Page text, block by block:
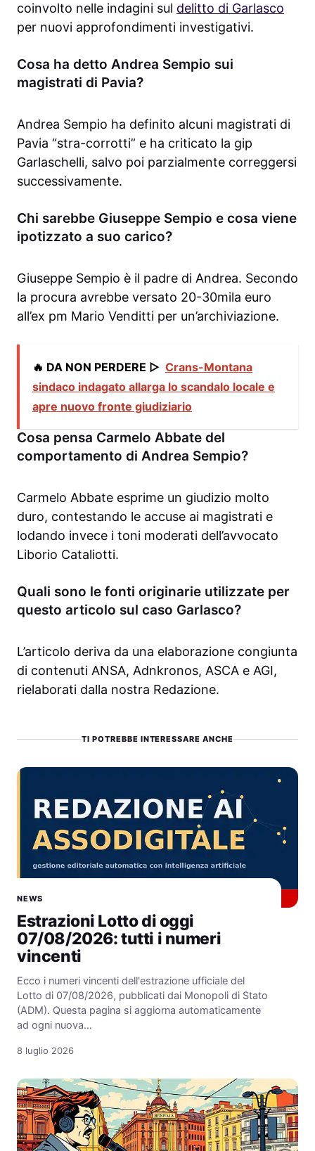
coinvolto nelle indagini sul delitto di Garlasco
per nuovi approfondimenti investigativi.
Cosa ha detto Andrea Sempio sui
magistrati di Pavia?
Andrea Sempio ha definito alcuni magistrati di
Pavia “stra-corrotti” e ha criticato la gip
Garlaschelli, salvo poi parzialmente correggersi
successivamente.
Chi sarebbe Giuseppe Sempio e cosa viene
ipotizzato a suo carico?
Giuseppe Sempio è il padre di Andrea. Secondo
la procura avrebbe versato 20-30mila euro
all’ex pm Mario Venditti per un’archiviazione.
🔥 DA NON PERDERE ▷ Crans-Montana
sindaco indagato allarga lo scandalo locale e
apre nuovo fronte giudiziario
Cosa pensa Carmelo Abbate del
comportamento di Andrea Sempio?
Carmelo Abbate esprime un giudizio molto
duro, contestando le accuse ai magistrati e
lodando invece i toni moderati dell’avvocato
Liborio Cataliotti.
Quali sono le fonti originarie utilizzate per
questo articolo sul caso Garlasco?
L’articolo deriva da una elaborazione congiunta
di contenuti ANSA, Adnkronos, ASCA e AGI,
rielaborati dalla nostra Redazione.
TI POTREBBE INTERESSARE ANCHE
NEWS
Estrazioni Lotto di oggi
07/08/2026: tutti i numeri
vincenti
Ecco i numeri vincenti dell'estrazione ufficiale del
Lotto di 07/08/2026, pubblicati dai Monopoli di Stato
(ADM). Questa pagina si aggiorna automaticamente
ad ogni nuova…
8 luglio 2026